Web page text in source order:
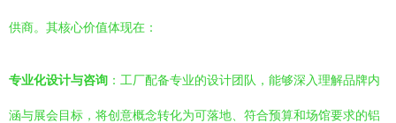
供商。其核心价值体现在：
专业化设计与咨询 ：工厂配备专业的设计团队，能够深入理解品牌内
涵与展会目标，将创意概念转化为可落地、符合预算和场馆要求的铝